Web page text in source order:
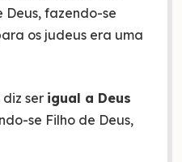
Deus, fazendo-se
os judeus era uma
ser igual a Deus
se Filho de Deus,